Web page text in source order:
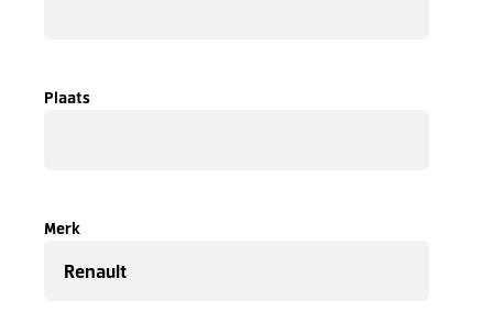
Plaats
Merk